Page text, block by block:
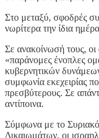
Στο μεταξύ, σφοδρές
νωρίτερα την ίδια
Σε ανακοίνωσή τους, οι
«παράνομες ένοπλες
κυβερνητικών
συμφωνία εκεχειρίας
πρεσβύτερους. Σε
αντίποινα.
Σύμφωνα με το
Δικαιωμάτων, οι